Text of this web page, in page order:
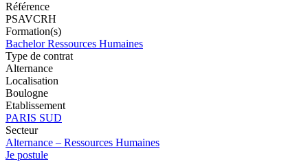
Référence
PSAVCRH
Formation(s)
Bachelor Ressources Humaines
Type de contrat
Alternance
Localisation
Boulogne
Etablissement
PARIS SUD
Secteur
Alternance – Ressources Humaines
Je postule